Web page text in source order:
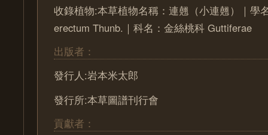
收錄植物:本草植物名稱：連翹（小連翹）｜學
erectum Thunb.｜科名：金絲桃科 Guttiferae
出版者：
發行人:岩本米太郎
發行所:本草圖譜刊行會
貢獻者：